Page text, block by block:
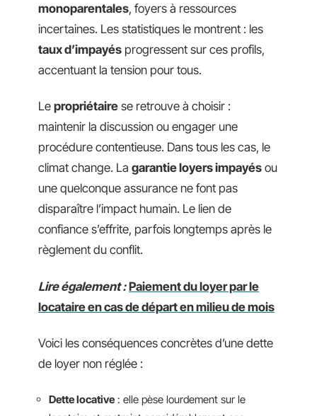
monoparentales, foyers à ressources
incertaines. Les statistiques le montrent : les
taux d’impayés progressent sur ces profils,
accentuant la tension pour tous.
Le propriétaire se retrouve à choisir :
maintenir la discussion ou engager une
procédure contentieuse. Dans tous les cas, le
climat change. La garantie loyers impayés ou
une quelconque assurance ne font pas
disparaître l’impact humain. Le lien de
confiance s’effrite, parfois longtemps après le
règlement du conflit.
Lire également : Paiement du loyer par le
locataire en cas de départ en milieu de mois
Voici les conséquences concrètes d’une dette
de loyer non réglée :
Dette locative : elle pèse lourdement sur le